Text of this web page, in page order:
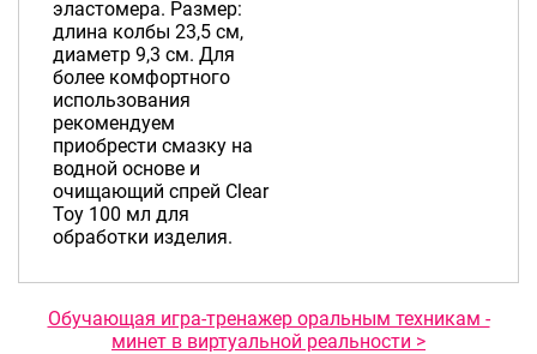
эластомера. Размер:
длина колбы 23,5 см,
диаметр 9,3 см. Для
более комфортного
использования
рекомендуем
приобрести смазку на
водной основе и
очищающий спрей Clear
Toy 100 мл для
обработки изделия.
Обучающая игра-тренажер оральным техникам -
минет в виртуальной реальности >